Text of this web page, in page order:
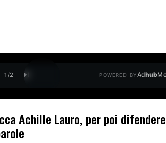
1 /2 POWERED BYAdhub
Achille Lauro, per poi